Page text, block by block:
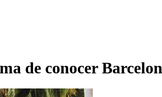
de conocer